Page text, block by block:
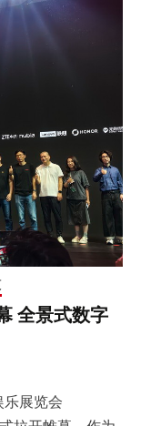
全景式数字
展览会